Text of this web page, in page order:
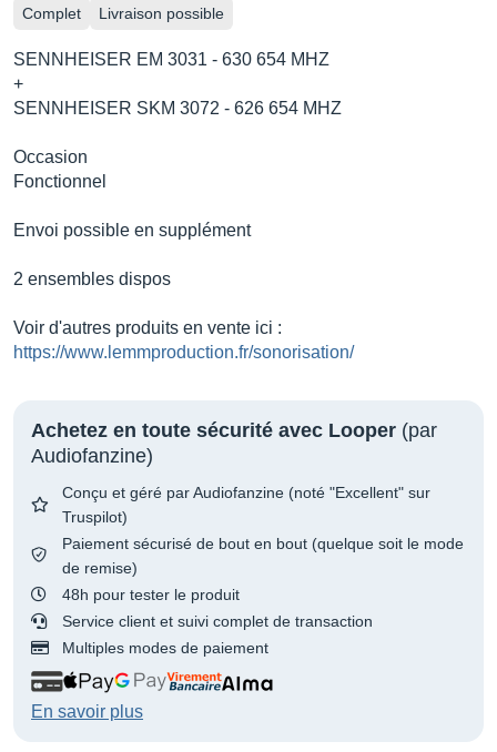
Complet Livraison possible
SENNHEISER EM 3031 - 630 654 MHZ
+
SENNHEISER SKM 3072 - 626 654 MHZ
Occasion
Fonctionnel
Envoi possible en supplément
2 ensembles dispos
Voir d'autres produits en vente ici :
https://www.lemmproduction.fr/sonorisation/
Achetez en toute sécurité avec Looper (par
Audiofanzine)
Conçu et géré par Audiofanzine (noté "Excellent" sur
Truspilot)
Paiement sécurisé de bout en bout (quelque soit le mode
de remise)
48h pour tester le produit
Service client et suivi complet de transaction
Multiples modes de paiement
En savoir plus